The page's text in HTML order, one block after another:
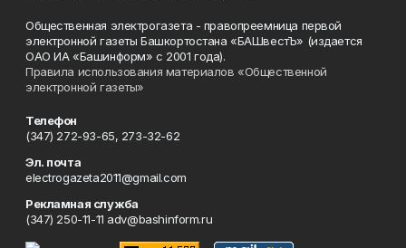
Общественная электрогазета - правопреемница первой
электронной газеты Башкортостана «БАШвестЪ» (издается
ОАО ИА «Башинформ» с 2001 года).
Правила использования материалов «Общественной
электронной газеты»
Телефон
(347) 272-93-65, 273-32-62
Эл. почта
electrogazeta2011@gmail.com
Рекламная служба
(347) 250-11-11 adv@bashinform.ru